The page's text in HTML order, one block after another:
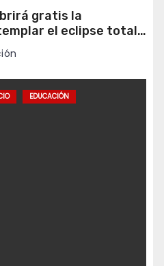
gratis la
el eclipse total
EDUCACIÓN